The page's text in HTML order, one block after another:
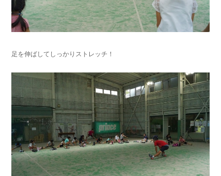
足を伸ばしてしっかりストレッチ！